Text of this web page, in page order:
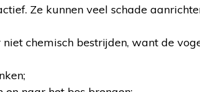
Ze kunnen veel schade
chemisch bestrijden, want de